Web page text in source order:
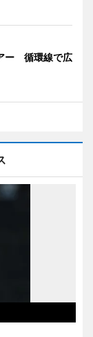
ー 循環線で広